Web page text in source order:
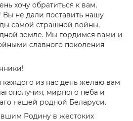
хочу обратиться к вам,
не дали поставить нашу
самой страшной войны,
земле. Мы гордимся вами и
славного поколения
из нас день желаю вам
мирного неба и
нашей родной Беларуси.
Родину в жестоких